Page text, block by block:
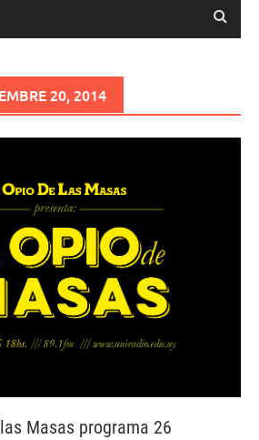
20, 2014
Masas programa 26